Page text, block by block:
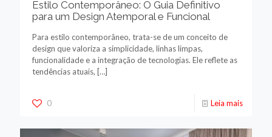
Estilo Contemporâneo: O Guia Definitivo
para um Design Atemporal e Funcional
Para estilo contemporâneo, trata-se de um conceito de
design que valoriza a simplicidade, linhas limpas,
funcionalidade e a integração de tecnologias. Ele reflete as
tendências atuais, […]
0 Leia mais